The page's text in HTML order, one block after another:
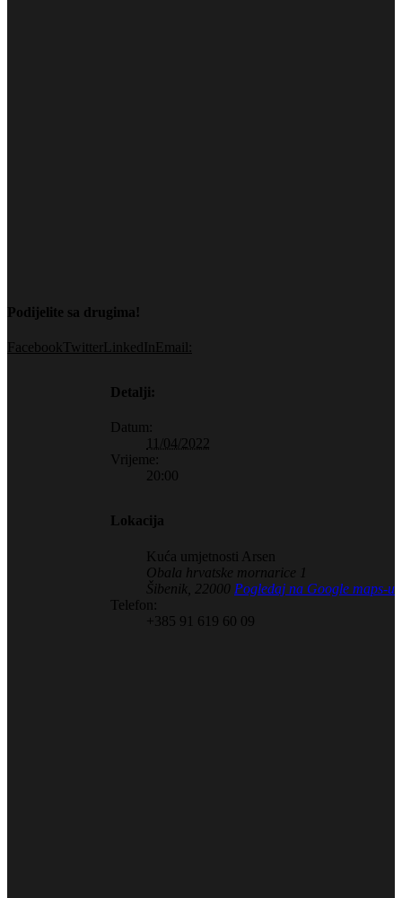
Podijelite sa drugima!
Facebook TwitterLinkedInEmail:
Detalji:
Datum:
11/04/2022
Vrijeme:
20:00
Lokacija
Kuća umjetnosti Arsen
Obala hrvatske mornarice 1
Šibenik
22000 Pogledaj na Google maps-u
Telefon:
+385 91 619 60 09